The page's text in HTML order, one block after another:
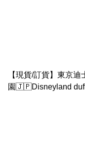
【現貨/訂貨】東京迪
園🇯🇵Disneyland